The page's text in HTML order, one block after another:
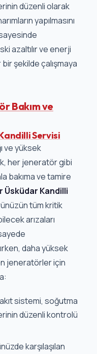
düzenli olarak
yapılmasını
azaltılır ve enerji
şekilde çalışmaya
Bakım ve
Servisi
ve yüksek
her jeneratör gibi
bakıma ve tamire
Kandilli
tüm kritik
arızaları
daha yüksek
jeneratörler için
sistemi, soğutma
düzenli kontrolü
karşılaşılan